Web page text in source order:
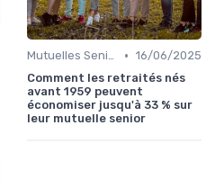
Mutuelles Seniors • 16/06/2025
Comment les retraités nés
avant 1959 peuvent
économiser jusqu'à 33 % sur
leur mutuelle senior